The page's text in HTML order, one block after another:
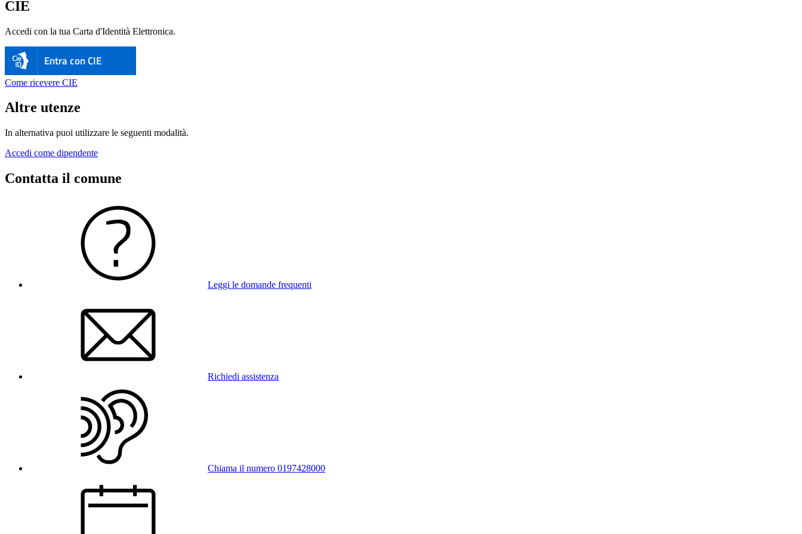
CIE
Accedi con la tua Carta d'Identità Elettronica.
Entra con CIE
Come ricevere CIE
Altre utenze
In alternativa puoi utilizzare le seguenti modalità.
Accedi come dipendente
Contatta il comune
Leggi le domande frequenti
Richiedi assistenza
Chiama il numero 0197428000